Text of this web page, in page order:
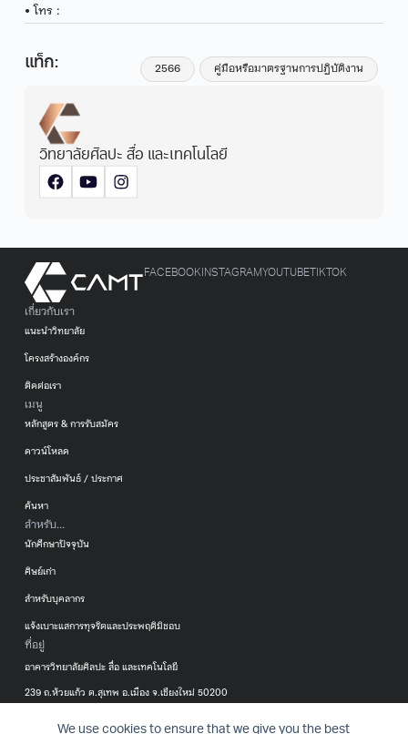
We use cookies to ensure that we give you the best
• โทร :
แท็ก: 2566 คู่มือหรือมาตรฐานการปฏิบัติงาน
วิทยาลัยศิลปะ สื่อ และเทคโนโลยี
เกี่ยวกับเรา
แนะนำวิทยาลัย
โครงสร้างองค์กร
ติดต่อเรา
เมนู
หลักสูตร & การรับสมัคร
ดาวน์โหลด
ประชาสัมพันธ์ / ประกาศ
ค้นหา
สำหรับ...
นักศึกษาปัจจุบัน
ศิษย์เก่า
สำหรับบุคลากร
แจ้งเบาะแสการทุจริตและประพฤติมิชอบ
ที่อยู่
อาคารวิทยาลัยศิลปะ สื่อ และเทคโนโลยี
239 ถ.ห้วยแก้ว ต.สุเทพ อ.เมือง จ.เชียงใหม่ 50200
FACEBOOK INSTAGRAMYOUTUBETIKTOK